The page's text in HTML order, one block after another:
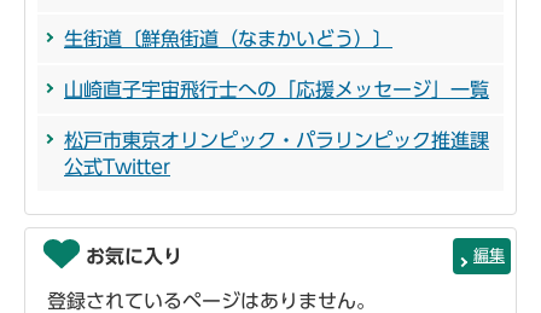
生街道〔鮮魚街道（なまかいどう）〕
山崎直子宇宙飛行士への「応援メッセージ」一覧
松戸市東京オリンピック・パラリンピック推進課
公式Twitter
お気に入り 編集
登録されているページはありません。